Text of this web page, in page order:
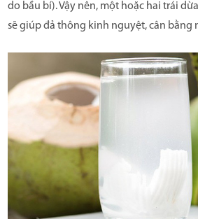
do bầu bí). Vậy nên, một hoặc hai trái
sẽ giúp đả thông kinh nguyệt, cân bằng